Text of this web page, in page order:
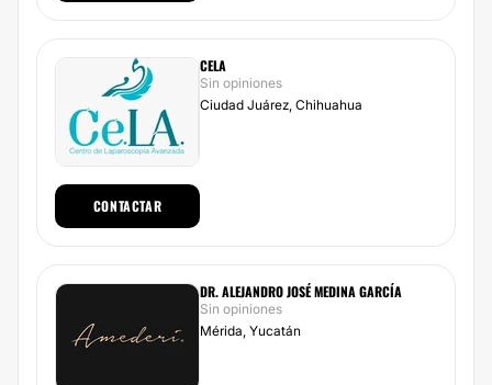
CELA
Sin opiniones
Ciudad Juárez, Chihuahua
CONTACTAR
DR. ALEJANDRO JOSÉ MEDINA GARCÍA
Sin opiniones
Mérida, Yucatán